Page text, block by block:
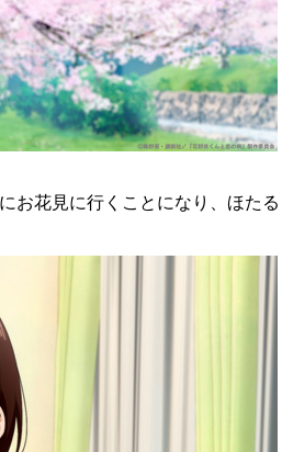
お花見に行くことになり、ほたる